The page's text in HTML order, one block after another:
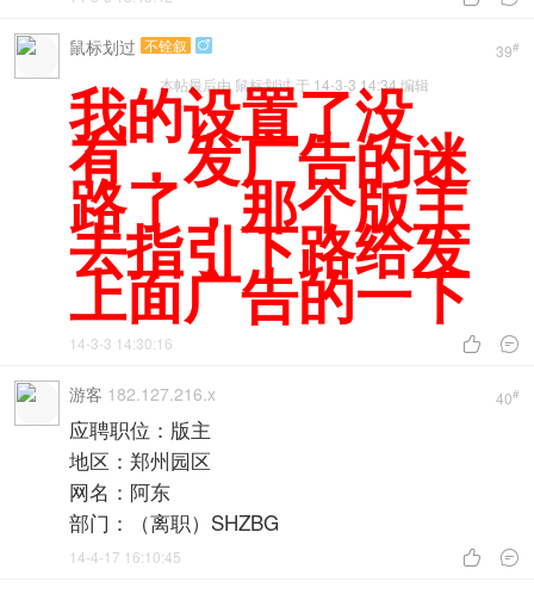
39#
鼠标划过 不铨叙 
本帖最后由 鼠标划过 于 14-3-3 14:34 编辑
我的设置了没
有，发广告的迷
路了，那个版主
去指引下路给发
上面广告的一下
 
14-3-3 14:30:16
40#
游客 182.127.216.x
应聘职位：版主
地区：郑州园区
网名：阿东
部门：（离职）SHZBG
 
14-4-17 16:10:45